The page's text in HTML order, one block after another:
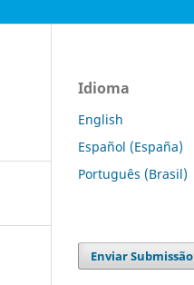
Idioma
English
Español (España)
Português (Brasil)
Enviar Submissão